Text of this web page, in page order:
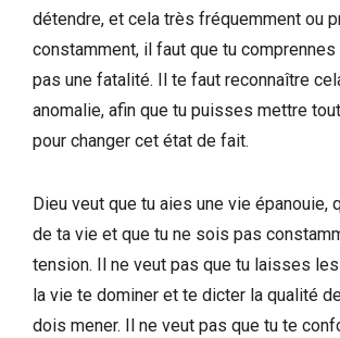
détendre, et cela très fréquemment ou
constamment, il faut que tu comprennes
pas une fatalité. Il te faut reconnaître
anomalie, afin que tu puisses mettre
pour changer cet état de fait.
Dieu veut que tu aies une vie épanouie,
de ta vie et que tu ne sois pas
tension. Il ne veut pas que tu laisses
la vie te dominer et te dicter la qualité
dois mener. Il ne veut pas que tu te